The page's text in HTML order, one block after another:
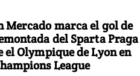
Mercado marca el gol de
del Sparta Praga
el Olympique de Lyon en
League